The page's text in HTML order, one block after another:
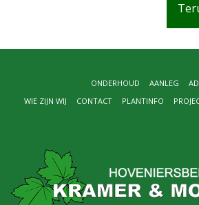
AANLEG
ONDERHOUD
PLANTINFO
CONTACT
WIE ZIJN WIJ